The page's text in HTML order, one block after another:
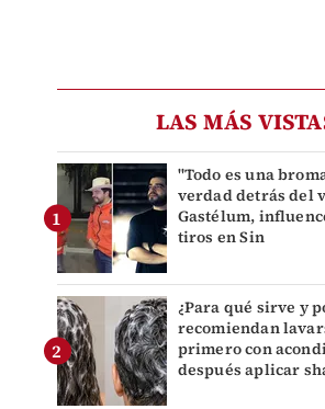
LAS MÁS
"Todo es una
verdad detrás del
Gastélum,
tiros en Sin
¿Para qué sirve y
recomiendan
primero con
después aplicar